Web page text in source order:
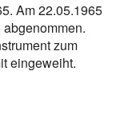
Am 22.05.1965
zum
eingeweiht.